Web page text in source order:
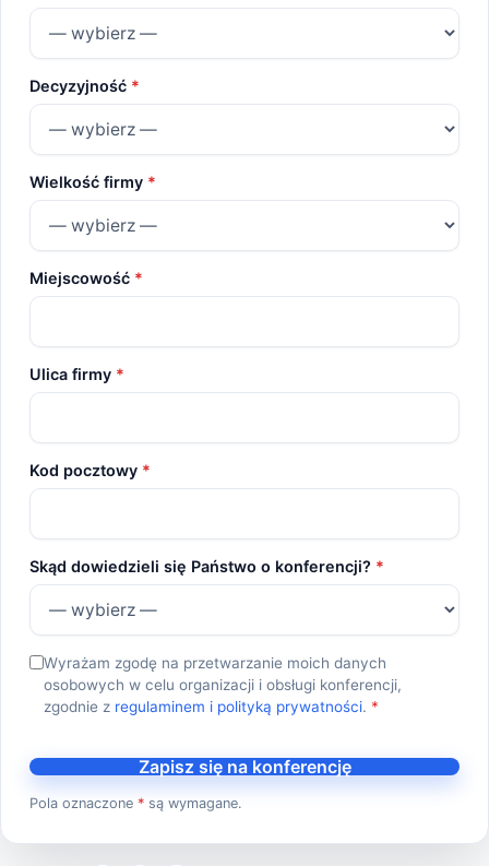
Decyzyjność *
Wielkość firmy *
Miejscowość *
Ulica firmy *
Kod pocztowy *
Skąd dowiedzieli się Państwo o konferencji? *
Wyrażam zgodę na przetwarzanie moich danych
osobowych w celu organizacji i obsługi konferencji,
zgodnie z regulaminem i polityką prywatności. *
Zapisz się na konferencję
Pola oznaczone * są wymagane.